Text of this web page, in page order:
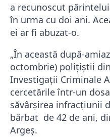
a recunoscut
în urma cu doi ani.
ei ar fi abuzat-o.
„În această după-
octombrie) poliţiştii
Investigații Criminale
cercetările într-un
săvârşirea infracțiunii
bărbat de 42 de ani,
Argeș.